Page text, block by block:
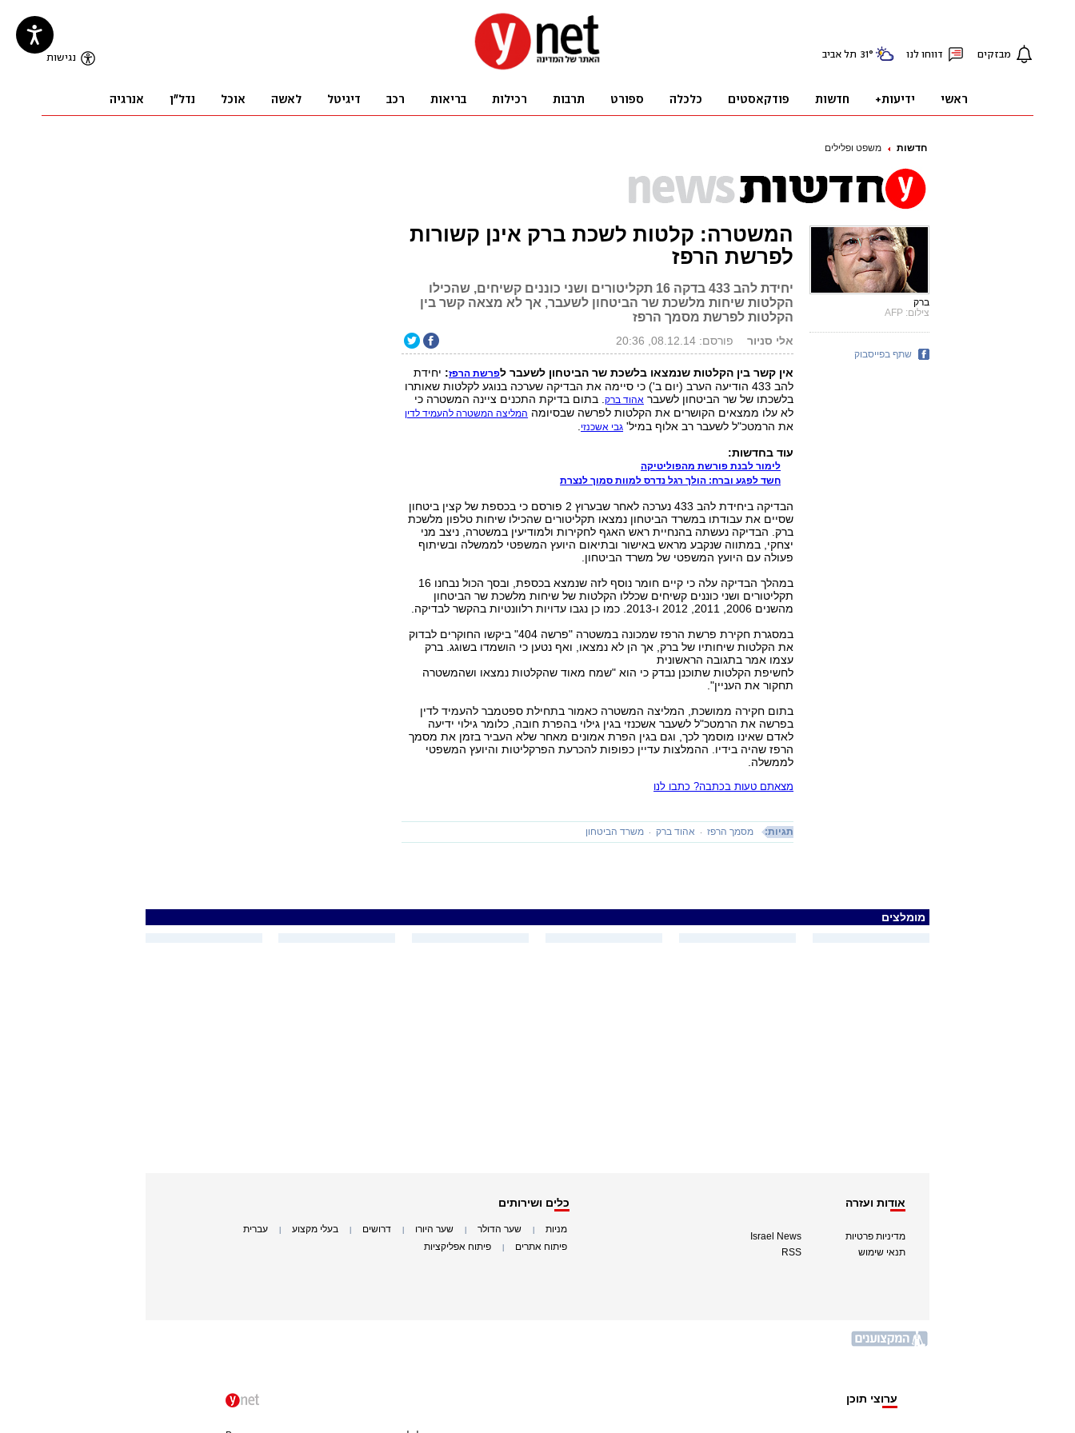
חדשות משפט ופלילים
המשטרה: קלטות לשכת ברק אינן קשורות
לפרשת הרפז
יחידת להב 433 בדקה 16 תקליטורים ושני כוננים קשיחים, שהכילו
הקלטות שיחות מלשכת שר הביטחון לשעבר, אך לא מצאה קשר בין
הקלטות לפרשת מסמך הרפז
אלי סניור פורסם: 08.12.14, 20:36
אין קשר בין הקלטות שנמצאו בלשכת שר הביטחון לשעבר לפרשת הרפז: יחידת
להב 433 הודיעה הערב (יום ב') כי סיימה את הבדיקה שערכה בנוגע לקלטות שאותרו
בלשכתו של שר הביטחון לשעבר אהוד ברק. בתום בדיקת התכנים ציינה המשטרה כי
לא עלו ממצאים הקושרים את הקלטות לפרשה שבסיומה המליצה המשטרה להעמיד לדין
את הרמטכ"ל לשעבר רב אלוף במיל' גבי אשכנזי.
עוד בחדשות:
לימור לבנת פורשת מהפוליטיקה
חשד לפגע וברח: הולך רגל נדרס למוות סמוך לנצרת
הבדיקה ביחידת להב 433 נערכה לאחר שבערוץ 2 פורסם כי בכספת של קצין ביטחון
שסיים את עבודתו במשרד הביטחון נמצאו תקליטורים שהכילו שיחות טלפון מלשכת
ברק. הבדיקה נעשתה בהנחיית ראש האגף לחקירות ולמודיעין במשטרה, ניצב מני
יצחקי, במתווה שנקבע מראש באישור ובתיאום היועץ המשפטי לממשלה ובשיתוף
פעולה עם היועץ המשפטי של משרד הביטחון.
במהלך הבדיקה עלה כי קיים חומר נוסף לזה שנמצא בכספת, ובסך הכול נבחנו 16
תקליטורים ושני כוננים קשיחים שכללו הקלטות של שיחות מלשכת שר הביטחון
מהשנים 2006, 2011, 2012 ו-2013. כמו כן נגבו עדויות רלוונטיות בהקשר לבדיקה.
במסגרת חקירת פרשת הרפז שמכונה במשטרה "פרשה 404" ביקשו החוקרים לבדוק
את הקלטות שיחותיו של ברק, אך הן לא נמצאו, ואף נטען כי הושמדו בשוגג. ברק
עצמו אמר בתגובה הראשונית
לחשיפת הקלטות שתוכנן נבדק כי הוא "שמח מאוד שהקלטות נמצאו ושהמשטרה
תחקור את העניין".
בתום חקירה ממושכת, המליצה המשטרה כאמור בתחילת ספטמבר להעמיד לדין
בפרשה את הרמטכ"ל לשעבר אשכנזי בגין גילוי בהפרת חובה, כלומר גילוי ידיעה
לאדם שאינו מוסמך לכך, וגם בגין הפרת אמונים מאחר שלא העביר בזמן את מסמך
הרפז שהיה בידיו. ההמלצות עדיין כפופות להכרעת הפרקליטות והיועץ המשפטי
לממשלה.
מצאתם טעות בכתבה? כתבו לנו
תגיות: מסמך הרפז אהוד ברק משרד הביטחון
ברק
צילום: AFP
שתף בפייסבוק
מומלצים
אודות ועזרה
מדיניות פרטיות
תנאי שימוש
Israel News
RSS
כלים ושירותים
מניות שער הדולר שער היורו דרושים בעלי מקצוע עברית
פיתוח אתרים פיתוח אפליקציות
ערוצי תוכן